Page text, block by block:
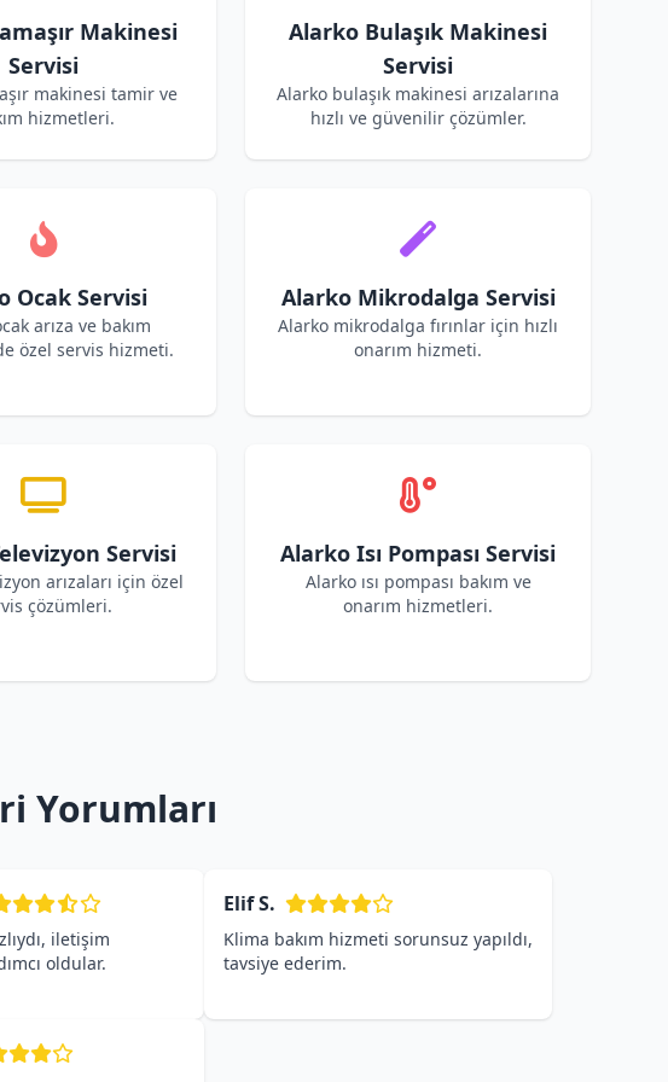
Makinesi
Servisi
makinesi tamir ve
hizmetleri.
Alarko Bulaşık Makinesi
Servisi
Alarko bulaşık makinesi arızalarına
hızlı ve güvenilir çözümler.
Ocak Servisi
arıza ve bakım
özel servis hizmeti.
Alarko Mikrodalga Servisi
Alarko mikrodalga fırınlar için hızlı
onarım hizmeti.
Servisi
arızaları için özel
çözümleri.
Alarko Isı Pompası Servisi
Alarko ısı pompası bakım ve
onarım hizmetleri.
Yorumları
iletişim
oldular.
Elif S.
Klima bakım hizmeti sorunsuz yapıldı,
tavsiye ederim.